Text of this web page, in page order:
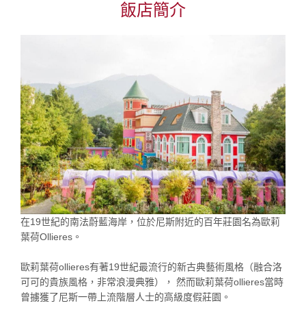
飯店簡介
在19世紀的南法蔚藍海岸，位於尼斯附近的百年莊園名為歐莉
葉荷Ollieres。
歐莉葉荷ollieres有著19世紀最流行的新古典藝術風格（融合洛
可可的貴族風格，非常浪漫典雅）， 然而歐莉葉荷ollieres當時
曾擄獲了尼斯一帶上流階層人士的高級度假莊園。